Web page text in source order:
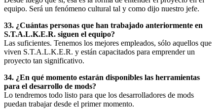
equipo. Será un fenómeno cultural tal y como dijo nuestro jefe.
33. ¿Cuántas personas que han trabajado anteriormente en
S.T.A.L.K.E.R. siguen el equipo?
Las suficientes. Tenemos los mejores empleados, sólo aquellos que
viven S.T.A.L.K.E.R. y están capacitados para emprender un
proyecto tan significativo.
34. ¿En qué momento estarán disponibles las herramientas
para el desarrollo de mods?
Lo tendremos todo listo para que los desarrolladores de mods
puedan trabajar desde el primer momento.